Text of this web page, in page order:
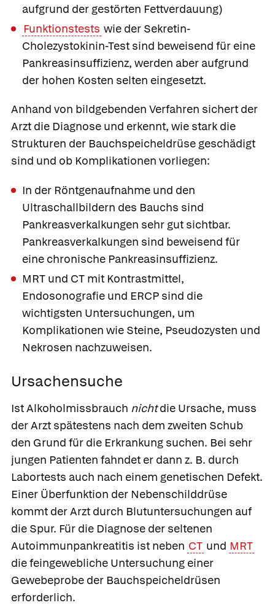
aufgrund der gestörten Fettverdauung)
Funktionstests wie der Sekretin-
Cholezystokinin-Test sind beweisend für eine
Pankreasinsuffizienz, werden aber aufgrund
der hohen Kosten selten eingesetzt.
Anhand von bildgebenden Verfahren sichert der
Arzt die Diagnose und erkennt, wie stark die
Strukturen der Bauchspeicheldrüse geschädigt
sind und ob Komplikationen vorliegen:
In der Röntgenaufnahme und den
Ultraschallbildern des Bauchs sind
Pankreasverkalkungen sehr gut sichtbar.
Pankreasverkalkungen sind beweisend für
eine chronische Pankreasinsuffizienz.
MRT und CT mit Kontrastmittel,
Endosonografie und ERCP sind die
wichtigsten Untersuchungen, um
Komplikationen wie Steine, Pseudozysten und
Nekrosen nachzuweisen.
Ursachensuche
Ist Alkoholmissbrauch nichtdie Ursache, muss
der Arzt spätestens nach dem zweiten Schub
den Grund für die Erkrankung suchen. Bei sehr
jungen Patienten fahndet er dann z. B. durch
Labortests auch nach einem genetischen Defekt.
Einer Überfunktion der Nebenschilddrüse
kommt der Arzt durch Blutuntersuchungen auf
die Spur. Für die Diagnose der seltenen
Autoimmunpankreatitis ist neben CT und MRT
die feingewebliche Untersuchung einer
Gewebeprobe der Bauchspeicheldrüsen
erforderlich.